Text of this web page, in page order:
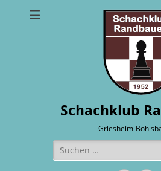
Schachklub
Griesheim-
Suchen
nach: